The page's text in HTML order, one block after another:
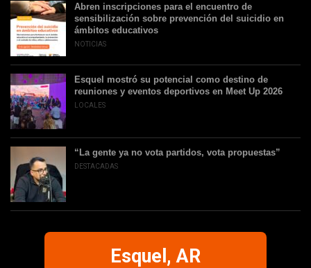
Abren inscripciones para el encuentro de
sensibilización sobre prevención del suicidio en
ámbitos educativos
NOTICIAS
Esquel mostró su potencial como destino de
reuniones y eventos deportivos en Meet Up 2026
LOCALES
“La gente ya no vota partidos, vota propuestas”
DESTACADAS
Esquel, AR